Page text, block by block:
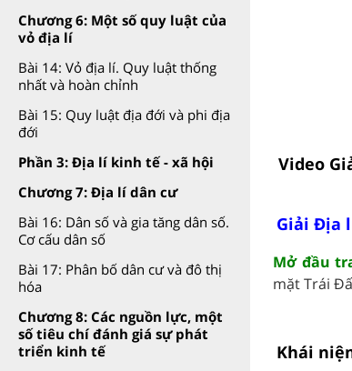
Chương 6: Một số quy luật của
vỏ địa lí
Bài 14: Vỏ địa lí. Quy luật thống
nhất và hoàn chỉnh
Bài 15: Quy luật địa đới và phi địa
đới
Phần 3: Địa lí kinh tế - xã hội
Chương 7: Địa lí dân cư
Bài 16: Dân số và gia tăng dân số.
Cơ cấu dân số
Bài 17: Phân bố dân cư và đô thị
hóa
Chương 8: Các nguồn lực, một
số tiêu chí đánh giá sự phát
triển kinh tế
Video
Giải Địa
Mở đầu
mặt Trái
Khái